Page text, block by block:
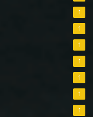
1
1
1
1
1
1
1